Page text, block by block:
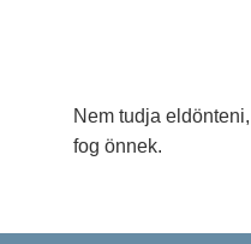
Nem tudja
fog önnek.